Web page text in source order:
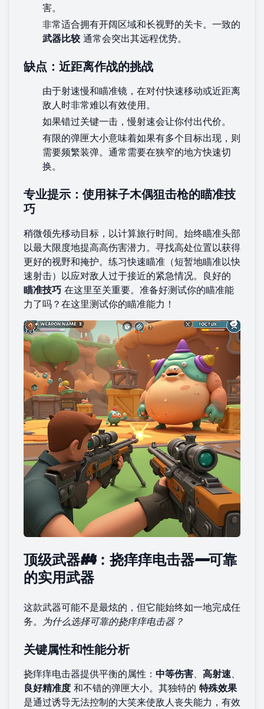
害。
非常适合拥有开阔区域和长视野的关卡。一致的
武器比较 通常会突出其远程优势。
缺点：近距离作战的挑战
由于射速慢和瞄准镜，在对付快速移动或近距离
敌人时非常难以有效使用。
如果错过关键一击，慢射速会让你付出代价。
有限的弹匣大小意味着如果有多个目标出现，则
需要频繁装弹。通常需要在狭窄的地方快速切
换。
专业提示：使用袜子木偶狙击枪的瞄准技
巧
稍微领先移动目标，以计算旅行时间。始终瞄准头部
以最大限度地提高高伤害潜力。寻找高处位置以获得
更好的视野和掩护。练习快速瞄准（短暂地瞄准以快
速射击）以应对敌人过于接近的紧急情况。良好的
瞄准技巧 在这里至关重要。准备好测试你的瞄准能
力了吗？ 在这里测试你的瞄准能力 ！
顶级武器#4：挠痒痒电击器——可靠
的实用武器
这款武器可能不是最炫的，但它能始终如一地完成任
务。
为什么选择可靠的挠痒痒电击器？
关键属性和性能分析
挠痒痒电击器提供平衡的属性： 中等伤害 高射速
良好精准度 和不错的弹匣大小。其独特的 特殊效果
是通过诱导无法控制的大笑来使敌人丧失能力，有效